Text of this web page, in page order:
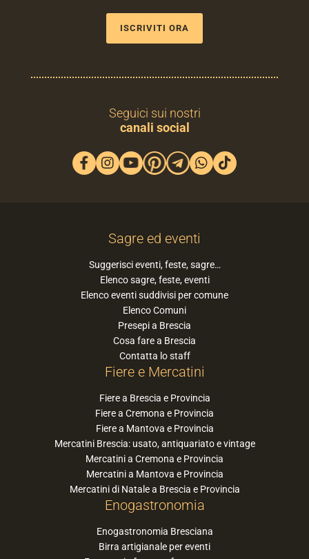
ISCRIVITI ORA
Seguici sui nostri
canali social
Sagre ed eventi
Suggerisci eventi, feste, sagre…
Elenco sagre, feste, eventi
Elenco eventi suddivisi per comune
Elenco Comuni
Presepi a Brescia
Cosa fare a Brescia
Contatta lo staff
Fiere e Mercatini
Fiere a Brescia e Provincia
Fiere a Cremona e Provincia
Fiere a Mantova e Provincia
Mercatini Brescia: usato, antiquariato e vintage
Mercatini a Cremona e Provincia
Mercatini a Mantova e Provincia
Mercatini di Natale a Brescia e Provincia
Enogastronomia
Enogastronomia Bresciana
Birra artigianale per eventi